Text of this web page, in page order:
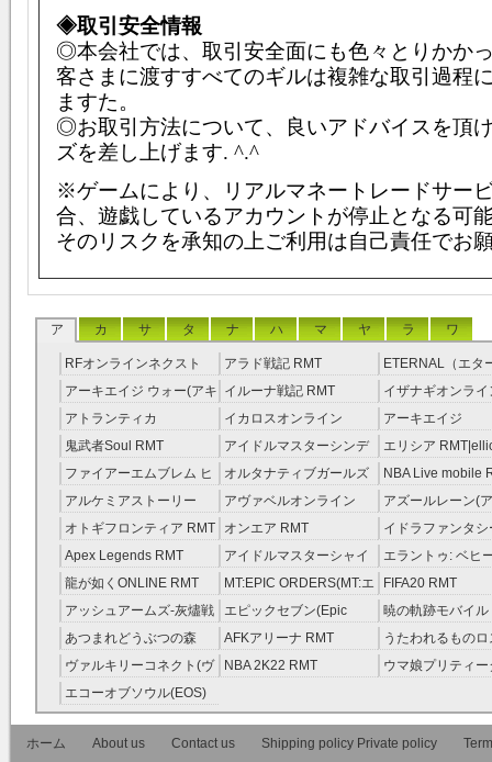
◈取引安全情報
◎本会社では、取引安全面にも色々とりかか
客さまに渡すすべてのギルは複雑な取引過程
ますた。
◎お取引方法について、良いアドバイスを頂
ズを差し上げます. ^.^
※ゲームにより、リアルマネートレードサー
合、遊戯しているアカウントが停止となる可
そのリスクを承知の上ご利用は自己責任でお
ア カ サ タ ナ ハ マ ヤ ラ ワ
RFオンラインネクスト
RMT
アラド戦記 RMT
ETERNAL（エタ
RMT
アーキエイジ ウォー(アキ
ウオ) RMT
イルーナ戦記 RMT
イザナギオンライ
アトランティカ
RMT|Atlantica RMT
イカロスオンライン
RMT（予約制）
アーキエイジ
RMT|ArcheAge
約制）
鬼武者Soul RMT
アイドルマスターシンデ
レラガールズ(モバマス)
RMT
エリシア
RMT
ファイアーエムブレム ヒ
ーローズ(FEヒーローズ)
RMT
オルタナティブガールズ
RMT
NBA Live mobile
アルケミアストーリー
（アルスト） RMT
アヴァベルオンライン
RMT
アズールレーン(
RMT
オトギフロンティア RMT オンエア RMT
イドラファンタシ
ーサーガ RMT
Apex Legends RMT
アイドルマスターシャイ
ニーカラーズ(シャニマス)
RMT
エラントゥ: ベヒ
ピリット RMT
龍が如くONLINE RMT
MT:EPIC ORDERS(MT:エ
ピック・オーダーズ)
RMT
FIFA20 RMT
アッシュアームズ‐灰燼戦
線 RMT
エピックセブン(Epic
Seven) RMT
暁の軌跡モバイル
伝説 ） RMT
あつまれどうぶつの森
RMT
AFKアリーナ RMT
うたわれるもの
ラグ(ロスフラ)
ヴァルキリーコネクト(ヴ
ァルコネ) RMT
NBA 2K22 RMT
ウマ娘プリティー
エコーオブソウル(EOS)
RMT
ホーム
About us Contact us Shipping policy Private policy